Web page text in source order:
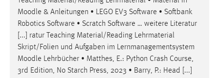
Moodle & Anleitungen • LEGO EV3 Software • Softbank
Robotics Software • Scratch Software … weitere Literatur
[...] ratur Teaching Material/Reading Lehrmaterial
Skript/Folien und Aufgaben im Lernmanagementsystem
Moodle Lehrbücher • Matthes, E.: Python Crash Course,
3rd Edition, No Starch Press, 2023 • Barry, P.: Head [...]